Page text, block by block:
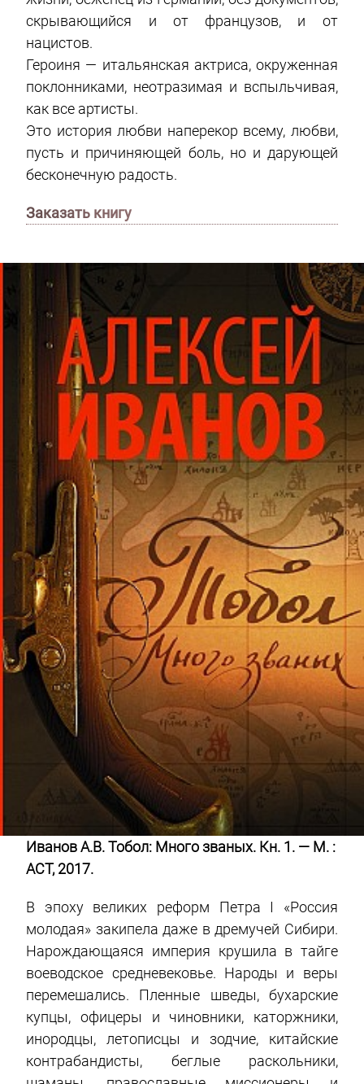
скрывающийся и от французов, и от
нацистов.
Героиня — итальянская актриса, окруженная
поклонниками, неотразимая и вспыльчивая,
как все артисты.
Это история любви наперекор всему, любви,
пусть и причиняющей боль, но и дарующей
бесконечную радость.
Заказать книгу
Иванов А.В. Тобол: Много званых. Кн. 1. — М. :
АСТ, 2017.
В эпоху великих реформ Петра I «Россия
молодая» закипела даже в дремучей Сибири.
Нарождающаяся империя крушила в тайге
воеводское средневековье. Народы и веры
перемешались. Пленные шведы, бухарские
купцы, офицеры и чиновники, каторжники,
инородцы, летописцы и зодчие, китайские
контрабандисты, беглые раскольники,